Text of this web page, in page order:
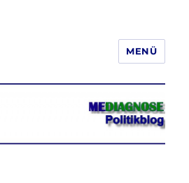
Recht, seine
Schrift und Bild
und zu verbreiten
MENÜ